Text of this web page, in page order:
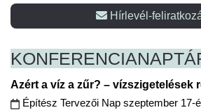
Hírlevél-
KONFERENCIA
Azért a víz a zűr? – vízszigetelések
Építész Tervezői Nap szeptember 17-